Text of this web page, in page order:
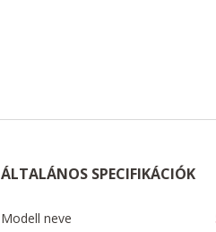
ÁLTALÁNOS SPECIFIKÁCIÓK
Modell neve